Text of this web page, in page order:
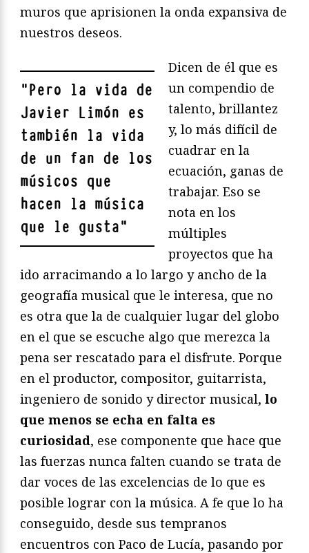
muros que aprisionen la onda expansiva de
nuestros deseos.
"Pero la vida de
Javier Limón es
también la vida
de un fan de los
músicos que
hacen la música
que le gusta"
Dicen de él que es
un compendio de
talento, brillantez
y, lo más difícil de
cuadrar en la
ecuación, ganas de
trabajar. Eso se
nota en los
múltiples
proyectos que ha
ido arracimando a lo largo y ancho de la
geografía musical que le interesa, que no
es otra que la de cualquier lugar del globo
en el que se escuche algo que merezca la
pena ser rescatado para el disfrute. Porque
en el productor, compositor, guitarrista,
ingeniero de sonido y director musical, lo
que menos se echa en falta es
curiosidad, ese componente que hace que
las fuerzas nunca falten cuando se trata de
dar voces de las excelencias de lo que es
posible lograr con la música. A fe que lo ha
conseguido, desde sus tempranos
encuentros con Paco de Lucía, pasando por